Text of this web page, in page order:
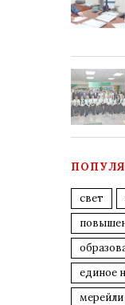
свет
единое